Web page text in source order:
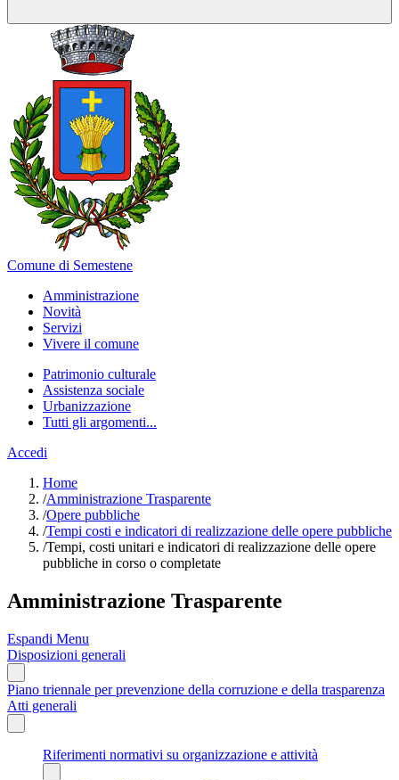
Comune di Semestene
Amministrazione
Novità
Servizi
Vivere il comune
Patrimonio culturale
Assistenza sociale
Urbanizzazione
Tutti gli argomenti...
Accedi
Home
/Amministrazione Trasparente
/Opere pubbliche
/Tempi costi e indicatori di realizzazione delle opere pubbliche
/Tempi, costi unitari e indicatori di realizzazione delle opere
pubbliche in corso o completate
Amministrazione Trasparente
Espandi Menu
Disposizioni generali
Piano triennale per prevenzione della corruzione e della trasparenza
Atti generali
Riferimenti normativi su organizzazione e attività